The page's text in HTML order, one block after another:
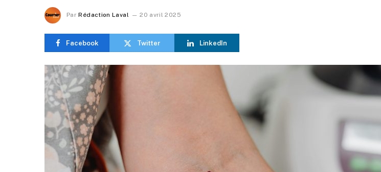
Par Rédaction Laval 20 avril 2025
Facebook Twitter LinkedIn